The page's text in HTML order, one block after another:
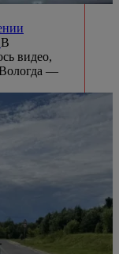
В
видео,
Вологда —